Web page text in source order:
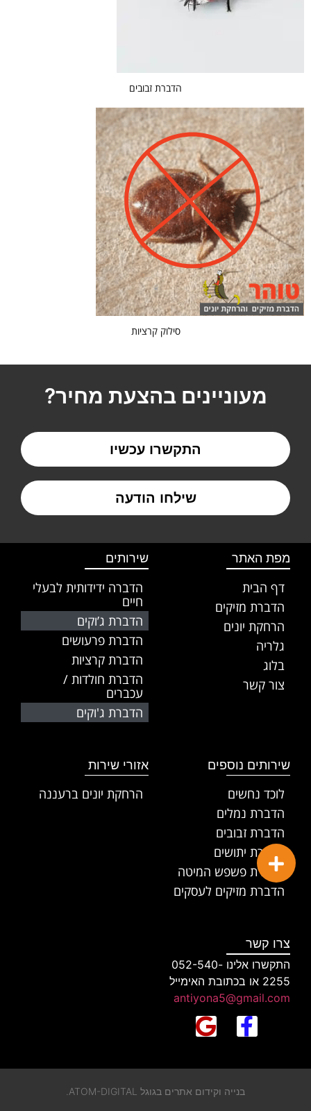
הדברת זבובים
סילוק קרציות
מעוניינים בהצעת מחיר?
התקשרו עכשיו
שילחו הודעה
מפת האתר
דף הבית
הדברת מזיקים
הרחקת יונים
גלריה
בלוג
צור קשר
שירותים
הדברה ידידותית לבעלי
חיים
הדברת ג’וקים
הדברת פרעושים
הדברת קרציות
הדברת חולדות /
עכברים
הדברת ג'וקים
שירותים נוספים
לוכד נחשים
הדברת נמלים
הדברת זבובים
הדברת יתושים
הדברת פשפש המיטה
הדברת מזיקים לעסקים
אזורי שירות
הרחקת יונים ברעננה
צרו קשר
התקשרו אלינו 052-540-
2255 או בכתובת האימייל
antiyona5@gmail.com
בנייה וקידום אתרים בגוגל ATOM-DIGITAL.